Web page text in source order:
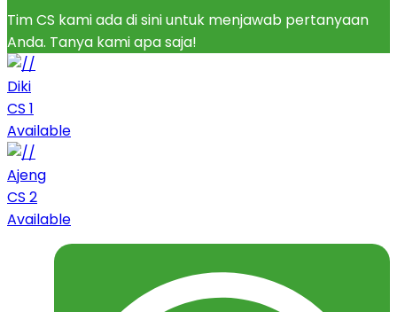
Tim CS kami ada di sini untuk menjawab pertanyaan
Anda. Tanya kami apa saja!
Diki
CS 1
Available
Ajeng
CS 2
Available